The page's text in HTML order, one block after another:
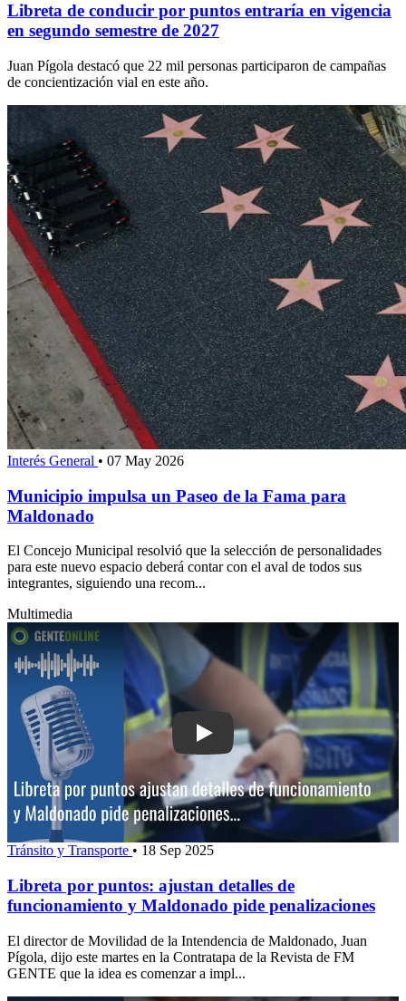
Libreta de conducir por puntos entraría en vigencia
en segundo semestre de 2027
Juan Pígola destacó que 22 mil personas participaron de campañas
de concientización vial en este año.
Interés General • 07 May 2026
Municipio impulsa un Paseo de la Fama para
Maldonado
El Concejo Municipal resolvió que la selección de personalidades
para este nuevo espacio deberá contar con el aval de todos sus
integrantes, siguiendo una recom...
Multimedia
Play: Libreta por puntos: ajustan
Tránsito y Transporte • 18 Sep 2025
Libreta por puntos: ajustan detalles de
funcionamiento y Maldonado pide penalizaciones
El director de Movilidad de la Intendencia de Maldonado, Juan
Pígola, dijo este martes en la Contratapa de la Revista de FM
GENTE que la idea es comenzar a impl...